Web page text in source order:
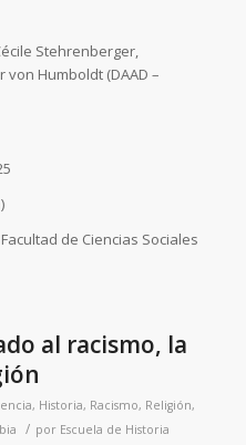
Stehrenberger,
Humboldt (DAAD –
de Ciencias Sociales
al racismo, la
, Historia, Racismo, Religión,
/ por Escuela de Historia